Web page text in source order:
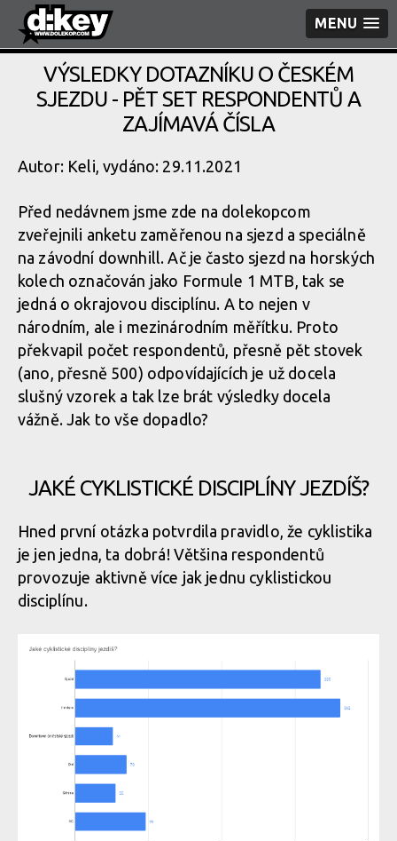
MENU
VÝSLEDKY DOTAZNÍKU O ČESKÉM
SJEZDU - PĚT SET RESPONDENTŮ A
ZAJÍMAVÁ ČÍSLA
Autor: Keli, vydáno: 29.11.2021
Před nedávnem jsme zde na dolekopcom
zveřejnili anketu zaměřenou na sjezd a speciálně
na závodní downhill. Ač je často sjezd na horských
kolech označován jako Formule 1 MTB, tak se
jedná o okrajovou disciplínu. A to nejen v
národním, ale i mezinárodním měřítku. Proto
překvapil počet respondentů, přesně pět stovek
(ano, přesně 500) odpovídajících je už docela
slušný vzorek a tak lze brát výsledky docela
vážně. Jak to vše dopadlo?
JAKÉ CYKLISTICKÉ DISCIPLÍNY JEZDÍŠ?
Hned první otázka potvrdila pravidlo, že cyklistika
je jen jedna, ta dobrá! Většina respondentů
provozuje aktivně více jak jednu cyklistickou
disciplínu.